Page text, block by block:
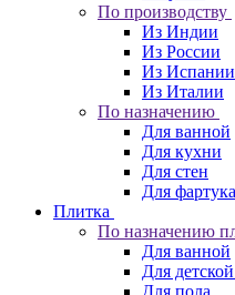
По производству
Из Индии
Из России
Из Испании
Из Италии
По назначению
Для ванной
Для кухни
Для стен
Для фартука
Плитка
По назначению
Для ванной
Для
Для пола